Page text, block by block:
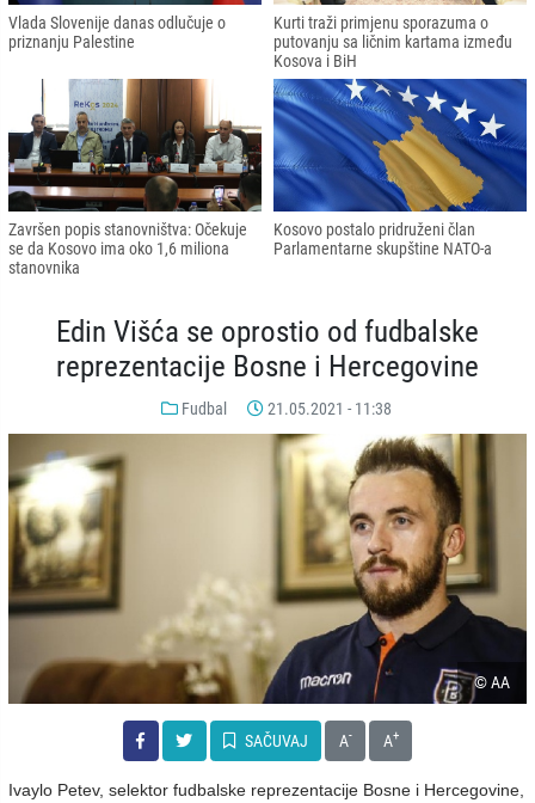
Vlada Slovenije danas odlučuje o
priznanju Palestine
Kurti traži primjenu sporazuma o
putovanju sa ličnim kartama između
Kosova i BiH
Završen popis stanovništva: Očekuje
se da Kosovo ima oko 1,6 miliona
stanovnika
Kosovo postalo pridruženi član
Parlamentarne skupštine NATO-a
Edin Višća se oprostio od fudbalske
reprezentacije Bosne i Hercegovine
Fudbal 21.05.2021 - 11:38
© AA
SAČUVAJ A- A+
Ivaylo Petev, selektor fudbalske reprezentacije Bosne i Hercegovine,